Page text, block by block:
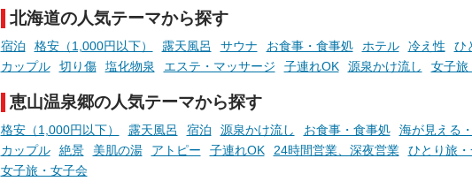
お風呂でリ
らこそ向き
の本音。
りの温まっ
たら素敵で
北海道の人気テーマから探す
宿泊 格安（1,000円以下） 露天風呂 サウナ お食事・食事処 ホテル 冷え性
ひ
カップル
切り傷 塩化物泉 エステ・マッサージ 子連れOK 源泉かけ流し 女子旅
恵山温泉郷の人気テーマから探す
格安（1,000円以下） 露天風呂 宿泊 源泉かけ流し お食事・食事処 海が見える
カップル
絶景 美肌の湯 アトピー 子連れOK 24時間営業、深夜営業
ひとり旅
女子旅・女子会